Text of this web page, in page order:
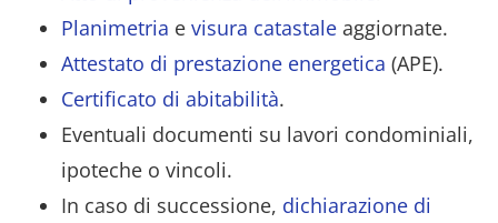
Planimetria e visura catastale aggiornate.
Attestato di prestazione energetica (APE).
Certificato di abitabilità.
Eventuali documenti su lavori condominiali,
ipoteche o vincoli.
In caso di successione, dichiarazione di